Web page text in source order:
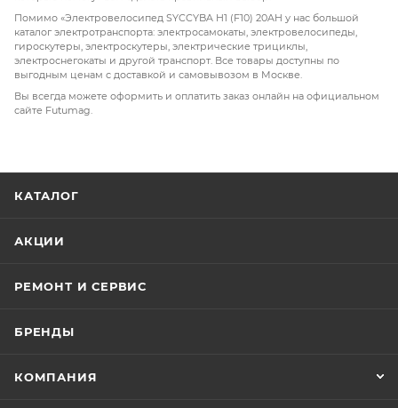
Помимо «Электровелосипед SYCCYBA H1 (F10) 20AH у нас большой
каталог электротранспорта: электросамокаты, электровелосипеды,
гироскутеры, электроскутеры, электрические трициклы,
электроснегокаты и другой транспорт. Все товары доступны по
выгодным ценам с доставкой и самовывозом в Москве.
Вы всегда можете оформить и оплатить заказ онлайн на официальном
сайте Futumag.
КАТАЛОГ
АКЦИИ
РЕМОНТ И СЕРВИС
БРЕНДЫ
КОМПАНИЯ